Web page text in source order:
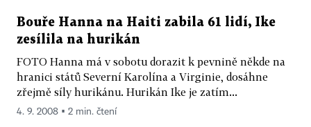
Bouře Hanna na Haiti zabila 61 lidí, Ike
zesílila na hurikán
FOTO Hanna má v sobotu dorazit k pevnině někde na
hranici států Severní Karolína a Virginie, dosáhne
zřejmě síly hurikánu. Hurikán Ike je zatím...
4. 9. 2008 ▪ 2 min. čtení